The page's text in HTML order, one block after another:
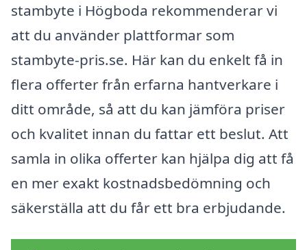
stambyte i Högboda rekommenderar vi
att du använder plattformar som
stambyte-pris.se. Här kan du enkelt få in
flera offerter från erfarna hantverkare i
ditt område, så att du kan jämföra priser
och kvalitet innan du fattar ett beslut. Att
samla in olika offerter kan hjälpa dig att få
en mer exakt kostnadsbedömning och
säkerställa att du får ett bra erbjudande.